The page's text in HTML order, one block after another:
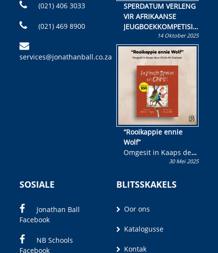
(021) 406 3033
(021) 469 8900
services@jonathanball.co.za
SPERDATUM VERLENG
VIR AFRIKAANSE
JEUGBOEKKOMPETISIE
Skryf ’n jeugboek of
kinderboek en staan ’n
kans om R50 000 te
wen!
14 Oktober 2025
“Rooikappie ennie
Wolf”
Omgesit in Kaaps deur
Olivia M. Coetzee30 Mei 2025
SOSIALE
Jonathan Ball
Facebook
NB Schools
Facebook
BLITSSKAKELS
Oor ons
Katalogusse
Kontak